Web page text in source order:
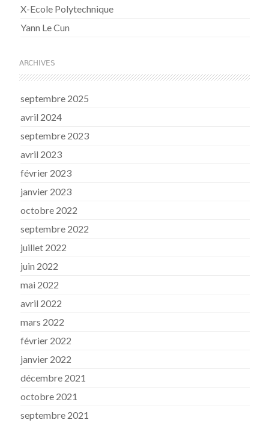
X-Ecole Polytechnique
Yann Le Cun
ARCHIVES
septembre 2025
avril 2024
septembre 2023
avril 2023
février 2023
janvier 2023
octobre 2022
septembre 2022
juillet 2022
juin 2022
mai 2022
avril 2022
mars 2022
février 2022
janvier 2022
décembre 2021
octobre 2021
septembre 2021